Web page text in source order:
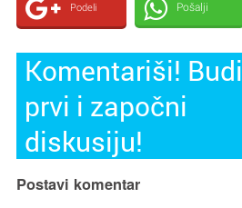
Podeli Pošalji
Komentariši! Budi
prvi i započni
diskusiju!
Postavi komentar